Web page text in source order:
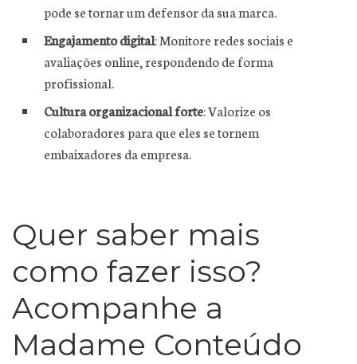
pode se tornar um defensor da sua marca.
Engajamento digital: Monitore redes sociais e
avaliações online, respondendo de forma
profissional.
Cultura organizacional forte: Valorize os
colaboradores para que eles se tornem
embaixadores da empresa.
Quer saber mais
como fazer isso?
Acompanhe a
Madame Conteúdo